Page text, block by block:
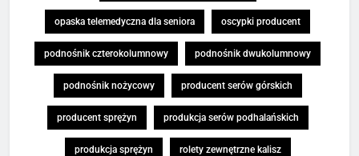
opaska telemedyczna dla seniora oscypki producent
podnośnik czterokolumnowy podnośnik dwukolumnowy
podnośnik nożycowy producent serów górskich
producent sprężyn produkcja serów podhalańskich
produkcja sprężyn rolety zewnętrzne kalisz